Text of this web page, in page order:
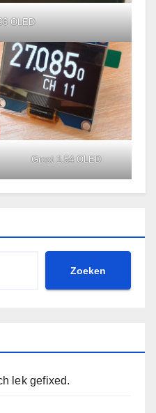
OLED
Groot 1.54 OLED
Zoeken
lek gefixed.